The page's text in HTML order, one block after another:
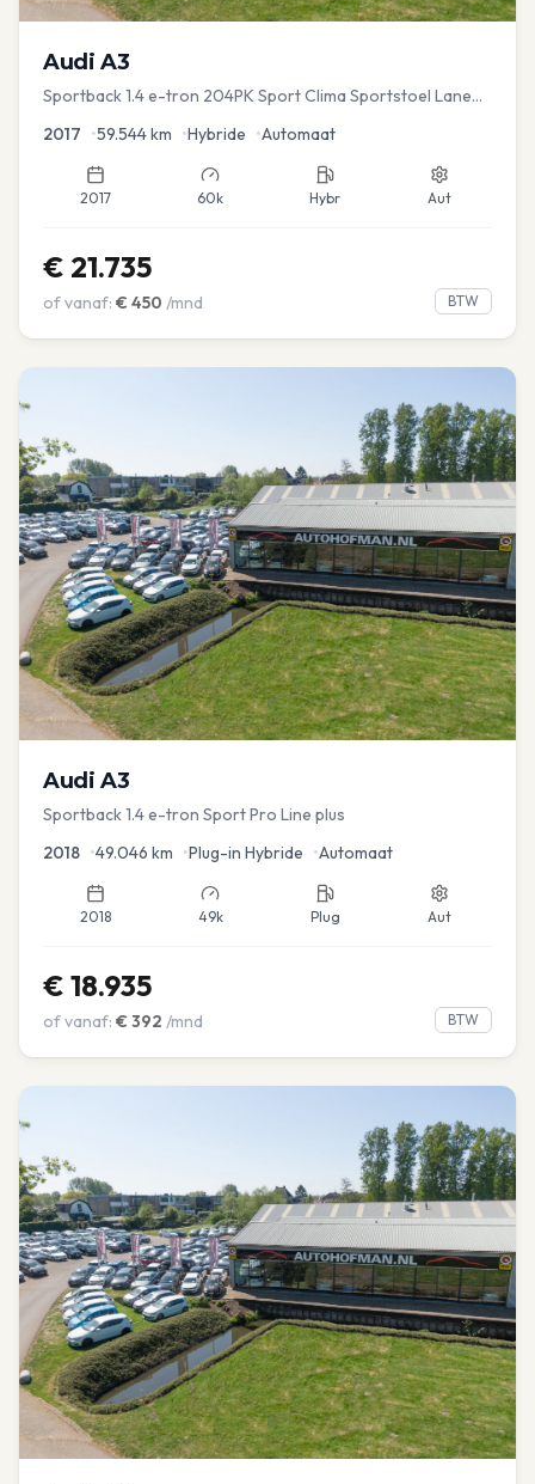
Audi A3
Sportback 1.4 e-tron 204PK Sport Clima Sportstoel Lane
2017 •59.544km •Hybride •Automaat
2017 60k Hybr Aut
€ 21.735
of vanaf: € 450 /mnd BTW
Audi A3
Sportback 1.4 e-tron Sport Pro Line plus
2018 •49.046 km •Plug-in Hybride •Automaat
2018 49k Plug Aut
€ 18.935
of vanaf: € 392 /mnd BTW